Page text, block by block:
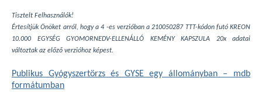
Tisztelt Felhasználók!
Értesítjük Önöket arról, hogy a 4 -es verzióban a 210050287 TTT-kódon futó KREON
10.000 EGYSÉG GYOMORNEDV-ELLENÁLLÓ KEMÉNY KAPSZULA 20x adatai
változtak az előző verzióhoz képest.
Publikus Gyógyszertörzs és GYSE egy állományban – mdb
formátumban